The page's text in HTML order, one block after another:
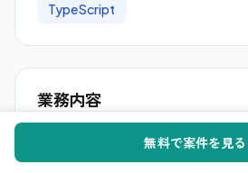
TypeScript
業務内容
【案件概要】 プレイステーシ
ステムの品質保証 【作業内】
無料で案件を見る